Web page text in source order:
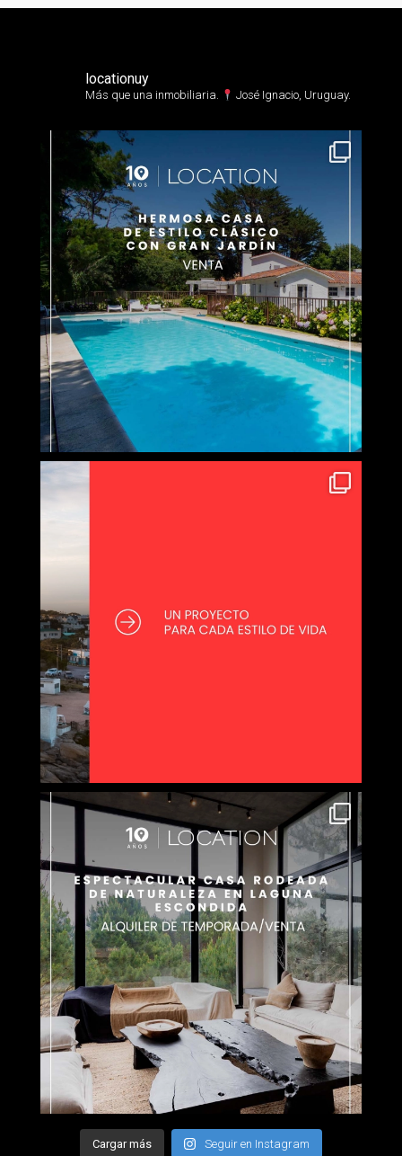
locationuy
Más que una inmobiliaria.⁣ José Ignacio, Uruguay.
Cargar más Seguir en Instagram